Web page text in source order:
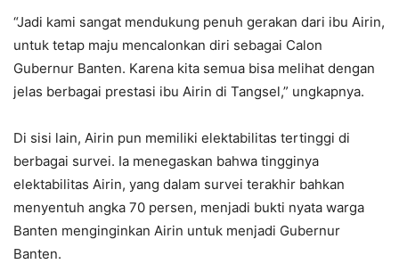
“Jadi kami sangat mendukung penuh gerakan dari ibu Airin,
untuk tetap maju mencalonkan diri sebagai Calon
Gubernur Banten. Karena kita semua bisa melihat dengan
jelas berbagai prestasi ibu Airin di Tangsel,” ungkapnya.
Di sisi lain, Airin pun memiliki elektabilitas tertinggi di
berbagai survei. Ia menegaskan bahwa tingginya
elektabilitas Airin, yang dalam survei terakhir bahkan
menyentuh angka 70 persen, menjadi bukti nyata warga
Banten menginginkan Airin untuk menjadi Gubernur
Banten.